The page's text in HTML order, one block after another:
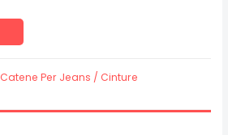
Catene Per Jeans / Cinture